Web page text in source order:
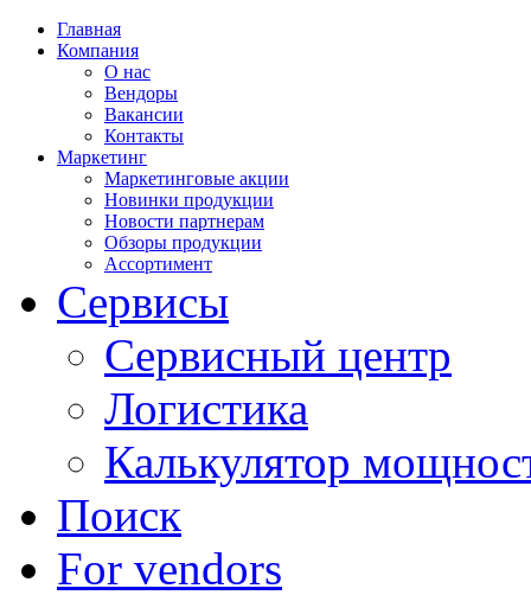
Главная
Компания
О нас
Вендоры
Вакансии
Контакты
Маркетинг
Маркетинговые акции
Новинки продукции
Новости партнерам
Обзоры продукции
Ассортимент
Сервисы
Сервисный центр
Логистика
Калькулятор
Поиск
For vendors